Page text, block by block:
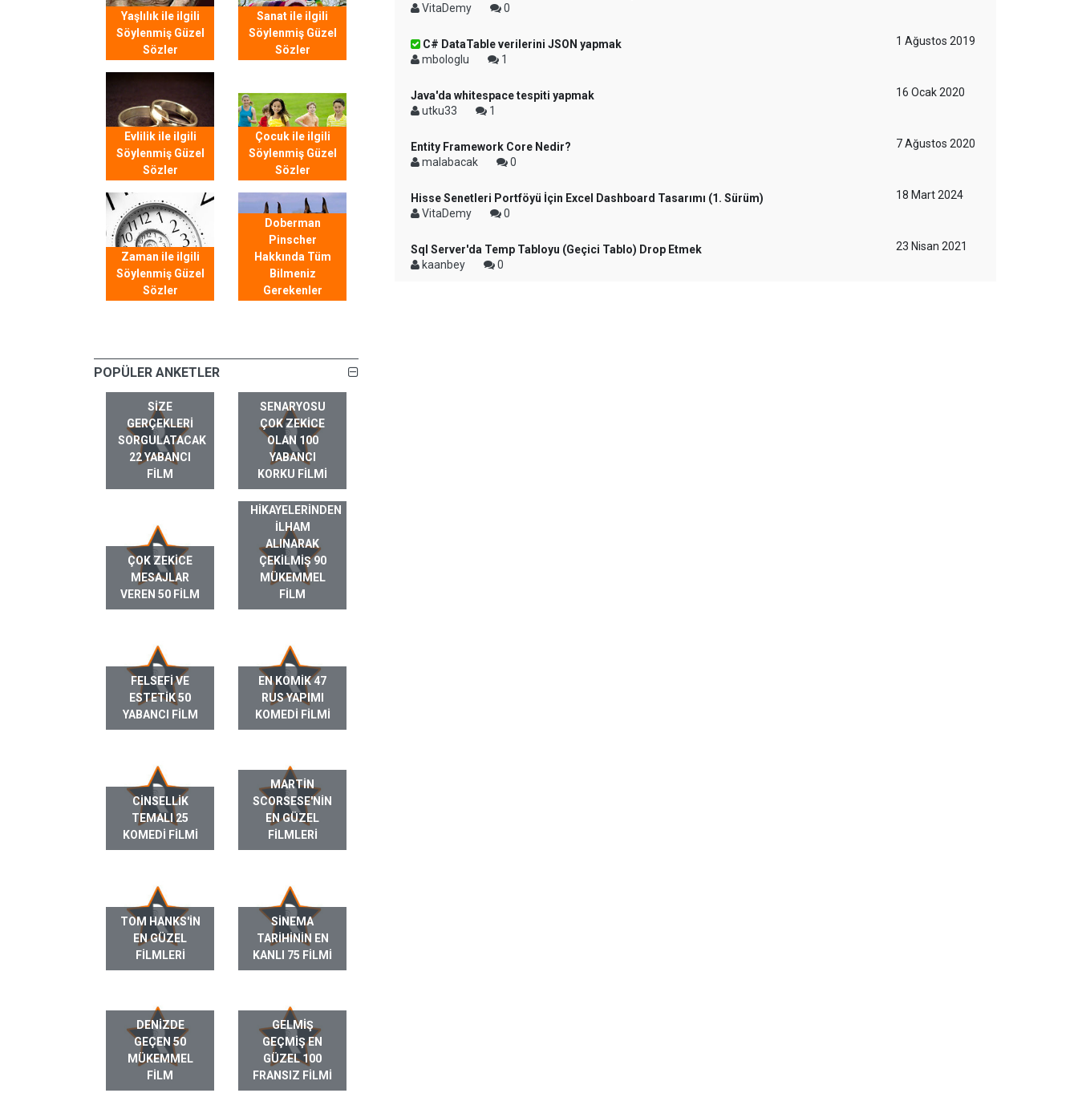
Yaşlılık ile ilgili
Söylenmiş Güzel
Sözler
Sanat ile ilgili
Söylenmiş Güzel
Sözler
Evlilik ile ilgili
Söylenmiş Güzel
Sözler
Çocuk ile ilgili
Söylenmiş Güzel
Sözler
Zaman ile ilgili
Söylenmiş Güzel
Sözler
Doberman
Pinscher
Hakkında Tüm
Bilmeniz
Gerekenler
POPÜLER ANKETLER
SIZE
GERÇEKLERI
SORGULATACAK
22 YABANCI
FILM
SENARYOSU
ÇOK ZEKICE
OLAN 100
YABANCI
KORKU FILMI
ÇOK ZEKICE
MESAJLAR
VEREN 50 FILM
GERÇEK HAYAT
HIKAYELERINDEN
ILHAM
ALINARAK
ÇEKILMIŞ 90
MÜKEMMEL
FILM
FELSEFI VE
ESTETIK 50
YABANCI FILM
EN KOMIK 47
RUS YAPIMI
KOMEDI FILMI
CINSELLIK
TEMALI 25
KOMEDI FILMI
MARTIN
SCORSESE'NIN
EN GÜZEL
FILMLERI
TOM HANKS'IN
EN GÜZEL
FILMLERI
SINEMA
TARIHININ EN
KANLI 75 FILMI
DENIZDE
GEÇEN 50
MÜKEMMEL
FILM
GELMIŞ
GEÇMIŞ EN
GÜZEL 100
FRANSIZ FILMI
VitaDemy
0
C# DataTable verilerini JSON yapmak
mbologlu
1
1 Ağustos 2019
Java'da whitespace tespiti yapmak
utku33
1
16 Ocak 2020
Entity Framework Core Nedir?
malabacak
0
7 Ağustos 2020
Hisse Senetleri Portföyü İçin Excel Dashboard Tasarımı (1. Sürüm)
VitaDemy
0
18 Mart 2024
Sql Server'da Temp Tabloyu (Geçici Tablo) Drop Etmek
kaanbey
0
23 Nisan 2021